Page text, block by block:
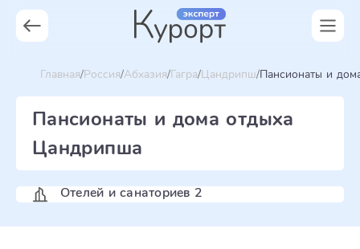
Главная Россия Абхазия Гагра Цандрипш Пансионаты и
Пансионаты и дома отдыха
Цандрипша
Отелей и санаториев 2